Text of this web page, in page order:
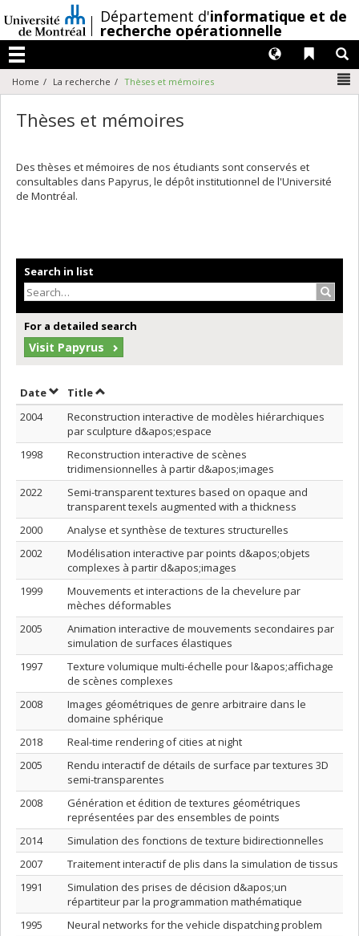
au
contenu
/Département d'informatique et de
recherche opérationnelle
Menu
Liens
Langues
Home La recherche Thèses et mémoires
Thèses et mémoires
Des thèses et mémoires de nos étudiants sont conservés et
consultables dans Papyrus, le dépôt institutionnel de l'Université
de Montréal.
Search in list
For a detailed search
Visit Papyrus
DateSort by date in descending order
TitleSort by title in descending order
2004
Reconstruction interactive de modèles hiérarchiques
par sculpture d&apos;espace
1998
Reconstruction interactive de scènes
tridimensionnelles à partir d&apos;images
2022
Semi-transparent textures based on opaque and
transparent texels augmented with a thickness
2000
Analyse et synthèse de textures structurelles
2002
Modélisation interactive par points d&apos;objets
complexes à partir d&apos;images
1999
Mouvements et interactions de la chevelure par
mèches déformables
2005
Animation interactive de mouvements secondaires par
simulation de surfaces élastiques
1997
Texture volumique multi-échelle pour l&apos;affichage
de scènes complexes
2008
Images géométriques de genre arbitraire dans le
domaine sphérique
2018
Real-time rendering of cities at night
2005
Rendu interactif de détails de surface par textures 3D
semi-transparentes
2008
Génération et édition de textures géométriques
représentées par des ensembles de points
2014
Simulation des fonctions de texture bidirectionnelles
2007
Traitement interactif de plis dans la simulation de tissus
1991
Simulation des prises de décision d&apos;un
répartiteur par la programmation mathématique
1995
Neural networks for the vehicle dispatching problem